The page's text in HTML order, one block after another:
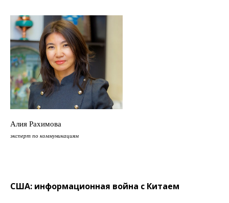
Алия Рахимова
эксперт по коммуникациям
CША: информационная война с Китаем